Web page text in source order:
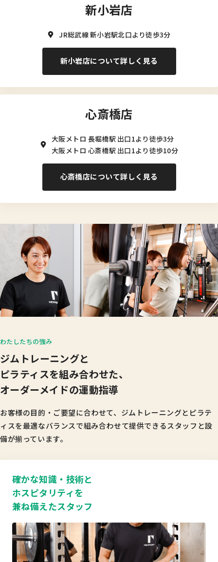
新小岩店
JR総武線 新小岩駅北口より徒歩3分
新小岩店について詳しく見る
心斎橋店
大阪メトロ 長堀橋駅 出口1より徒歩3分
大阪メトロ 心斎橋駅 出口1より徒歩10分
心斎橋店について詳しく見る
わたしたちの強み
ジムトレーニングと
ピラティスを組み合わせた、
オーダーメイドの運動指導
お客様の目的・ご要望に合わせて、ジムトレーニングとピラテ
ィスを最適なバランスで組み合わせて提供できるスタッフと設
備が揃っています。
確かな知識・技術と
ホスピタリティを
兼ね備えたスタッフ